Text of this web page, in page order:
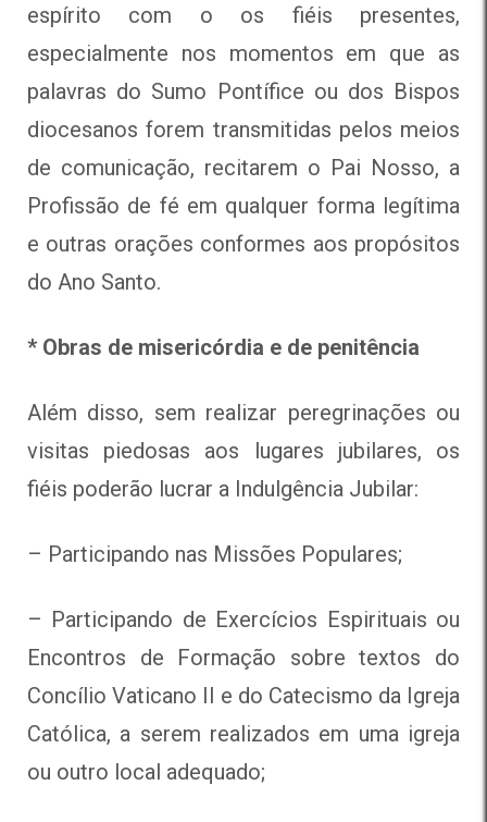
espírito com o os fiéis presentes,
especialmente nos momentos em que as
palavras do Sumo Pontífice ou dos Bispos
diocesanos forem transmitidas pelos meios
de comunicação, recitarem o Pai Nosso, a
Profissão de fé em qualquer forma legítima
e outras orações conformes aos propósitos
do Ano Santo.
* Obras de misericórdia e de penitência
Além disso, sem realizar peregrinações ou
visitas piedosas aos lugares jubilares, os
fiéis poderão lucrar a Indulgência Jubilar:
– Participando nas Missões Populares;
– Participando de Exercícios Espirituais ou
Encontros de Formação sobre textos do
Concílio Vaticano II e do Catecismo da Igreja
Católica, a serem realizados em uma igreja
ou outro local adequado;